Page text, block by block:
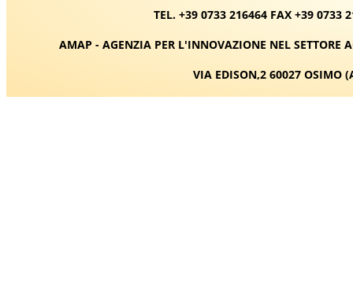
TEL. +39 0733 216464 FAX +39 0733
AMAP - AGENZIA PER L'INNOVAZIONE NEL SETTORE
VIA EDISON,2 60027 OSIMO